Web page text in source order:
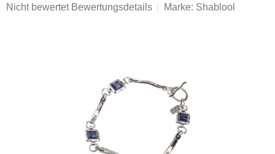
Die
Nicht bewertet Bewertungsdetails Marke: Shablool